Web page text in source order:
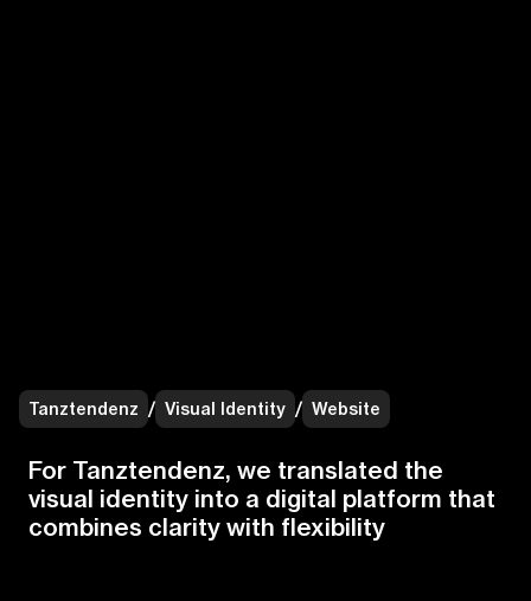
Tanztendenz / Visual Identity / Website
For Tanztendenz, we translated the
visual identity into a digital platform that
combines clarity with fexibility